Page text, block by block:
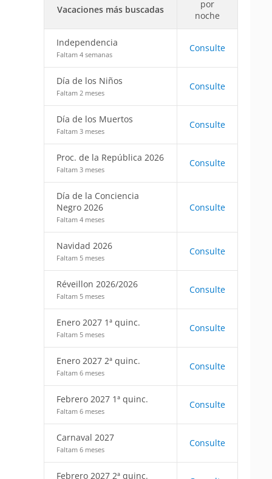
Vacaciones más buscadas
por
noche
Independencia
Faltam 4 semanas
Consulte
Día de los Niños
Faltam 2 meses
Consulte
Día de los Muertos
Faltam 3 meses
Consulte
Proc. de la República 2026
Faltam 3 meses
Consulte
Día de la Conciencia
Negro 2026
Faltam 4 meses
Consulte
Navidad 2026
Faltam 5 meses
Consulte
Réveillon 2026/2026
Faltam 5 meses
Consulte
Enero 2027 1ª quinc.
Faltam 5 meses
Consulte
Enero 2027 2ª quinc.
Faltam 6 meses
Consulte
Febrero 2027 1ª quinc.
Faltam 6 meses
Consulte
Carnaval 2027
Faltam 6 meses
Consulte
Febrero 2027 2ª quinc.